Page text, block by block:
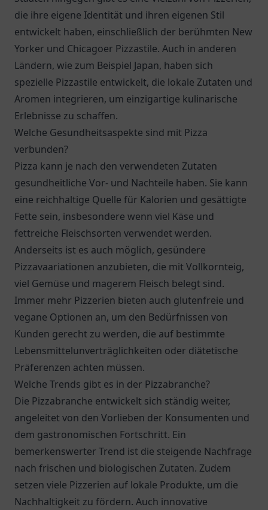
die ihre eigene Identität und ihren eigenen Stil
entwickelt haben, einschließlich der berühmten New
Yorker und Chicagoer Pizzastile. Auch in anderen
Ländern, wie zum Beispiel Japan, haben sich
spezielle Pizzastile entwickelt, die lokale Zutaten und
Aromen integrieren, um einzigartige kulinarische
Erlebnisse zu schaffen.
Welche Gesundheitsaspekte sind mit Pizza
verbunden?
Pizza kann je nach den verwendeten Zutaten
gesundheitliche Vor- und Nachteile haben. Sie kann
eine reichhaltige Quelle für Kalorien und gesättigte
Fette sein, insbesondere wenn viel Käse und
fettreiche Fleischsorten verwendet werden.
Anderseits ist es auch möglich, gesündere
Pizzavaariationen anzubieten, die mit Vollkornteig,
viel Gemüse und magerem Fleisch belegt sind.
Immer mehr Pizzerien bieten auch glutenfreie und
vegane Optionen an, um den Bedürfnissen von
Kunden gerecht zu werden, die auf bestimmte
Lebensmittelunverträglichkeiten oder diätetische
Präferenzen achten müssen.
Welche Trends gibt es in der Pizzabranche?
Die Pizzabranche entwickelt sich ständig weiter,
angeleitet von den Vorlieben der Konsumenten und
dem gastronomischen Fortschritt. Ein
bemerkenswerter Trend ist die steigende Nachfrage
nach frischen und biologischen Zutaten. Zudem
setzen viele Pizzerien auf lokale Produkte, um die
Nachhaltigkeit zu fördern. Auch innovative